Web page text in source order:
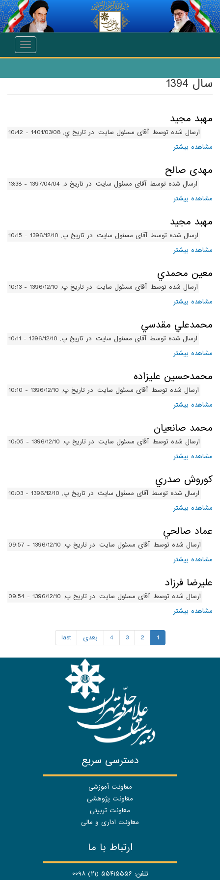
انتقال به محتوای اصلی
Toggle
سال 1394
مهبد مجید
ارسال شده توسط آقای مسئول سایت در تاریخ ي, 1401/03/08 - 10:42
مشاهده بیشتر
مهدی صالح
ارسال شده توسط آقای مسئول سایت در تاریخ د, 1397/04/04 - 13:38
مشاهده بیشتر
مهبد مجيد
ارسال شده توسط آقای مسئول سایت در تاریخ پ, 1396/12/10 - 10:15
مشاهده بیشتر
معين محمدي
ارسال شده توسط آقای مسئول سایت در تاریخ پ, 1396/12/10 - 10:13
مشاهده بیشتر
محمدعلي مقدسي
ارسال شده توسط آقای مسئول سایت در تاریخ پ, 1396/12/10 - 10:11
مشاهده بیشتر
محمدحسين عليزاده
ارسال شده توسط آقای مسئول سایت در تاریخ پ, 1396/12/10 - 10:10
مشاهده بیشتر
محمد صانعيان
ارسال شده توسط آقای مسئول سایت در تاریخ پ, 1396/12/10 - 10:05
مشاهده بیشتر
کوروش صدري
ارسال شده توسط آقای مسئول سایت در تاریخ پ, 1396/12/10 - 10:03
مشاهده بیشتر
عماد صالحي
ارسال شده توسط آقای مسئول سایت در تاریخ پ, 1396/12/10 - 09:57
مشاهده بیشتر
عليرضا فرزاد
ارسال شده توسط آقای مسئول سایت در تاریخ پ, 1396/12/10 - 09:54
مشاهده بیشتر
1
2
3
4 بعدی last
دسترسی سریع
معاونت آموزشی
معاونت پژوهشی
معاونت تربیتی
معاونت اداری و مالی
ارتباط با ما
تلفن: ۵۵۴۱۵۵۵۶ (۲۱) ۰۰۹۸